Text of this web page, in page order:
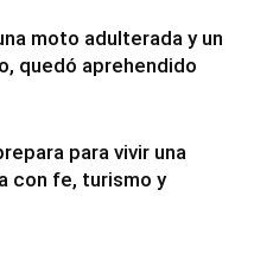
moto adulterada y un
quedó aprehendido
para vivir una
con fe, turismo y